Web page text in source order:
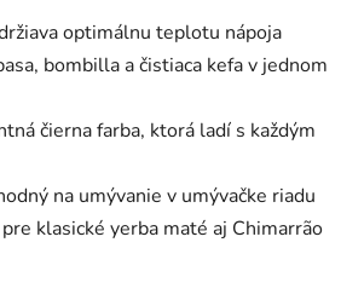
optimálnu teplotu nápoja
bombilla a čistiaca kefa v jednom
čierna farba, ktorá ladí s každým
na umývanie v umývačke riadu
klasické yerba maté aj Chimarrão